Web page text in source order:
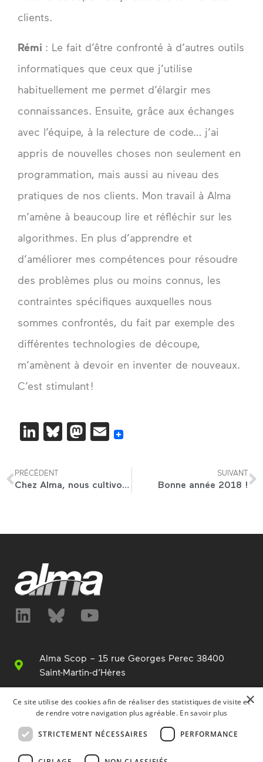
clients.
Rémi : Le fait d’être confronté à d’autres outils
informatiques que ceux que j’utilise
habituellement me permet d’élargir mes
connaissances. Ensuite, grâce aux échanges
avec l’équipe, à la relecture de code… j’ai
appris de nouvelles choses non seulement en
programmation, mais aussi au niveau des
pratiques de nos clients. Mon travail à Alma
m’amène à beaucoup lire et réfléchir sur les
algorithmes. En plus d’apprendre et
d’améliorer mes compétences pour résoudre
des problèmes plus ou moins connus, les
contraintes spécifiques auxquelles nous
sommes confrontés, du fait par exemple des
différentes technologies de découpe,
m’amènent à devoir en inventer de nouveaux.
C’est stimulant !
LinkedIn
Bluesky
Mastodon
Email
PRÉCÉDENT
Chez Alma, nous cultivons notre jardin…
SUIVANT
Bonne année 2018 !
Alma Scop – 15 rue Georges Perec 38400
Saint-Martin-d’Hères
info@alma.fr
www.alma.fr
×
Ce site utilise des cookies afin de réaliser des statistiques de visite et
de rendre votre navigation plus agréable. En savoir plus
STRICTEMENT NÉCESSAIRES PERFORMANCE